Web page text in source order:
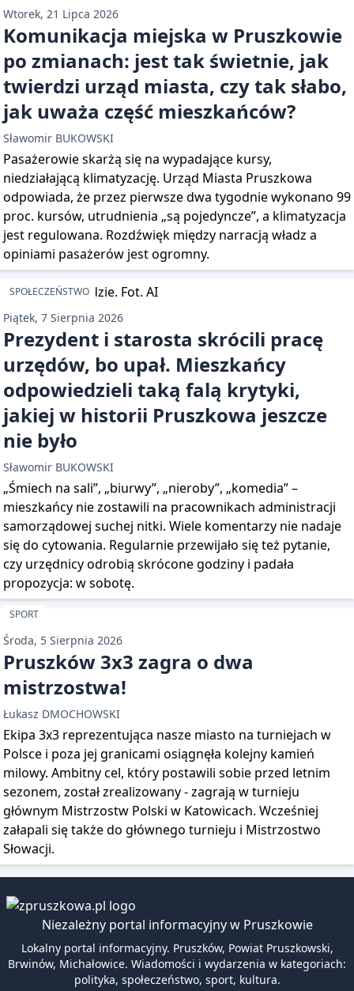
Wtorek, 21 Lipca 2026
Komunikacja miejska w Pruszkowie
po zmianach: jest tak świetnie, jak
twierdzi urząd miasta, czy tak słabo,
jak uważa część mieszkańców?
Sławomir BUKOWSKI
Pasażerowie skarżą się na wypadające kursy,
niedziałającą klimatyzację. Urząd Miasta Pruszkowa
odpowiada, że przez pierwsze dwa tygodnie wykonano 99
proc. kursów, utrudnienia „są pojedyncze”, a klimatyzacja
jest regulowana. Rozdźwięk między narracją władz a
opiniami pasażerów jest ogromny.
SPOŁECZEŃSTWO
Piątek, 7 Sierpnia 2026
Prezydent i starosta skrócili pracę
urzędów, bo upał. Mieszkańcy
odpowiedzieli taką falą krytyki,
jakiej w historii Pruszkowa jeszcze
nie było
Sławomir BUKOWSKI
„Śmiech na sali”, „biurwy”, „nieroby”, „komedia” –
mieszkańcy nie zostawili na pracownikach administracji
samorządowej suchej nitki. Wiele komentarzy nie nadaje
się do cytowania. Regularnie przewijało się też pytanie,
czy urzędnicy odrobią skrócone godziny i padała
propozycja: w sobotę.
SPORT
Środa, 5 Sierpnia 2026
Pruszków 3x3 zagra o dwa
mistrzostwa!
Łukasz DMOCHOWSKI
Ekipa 3x3 reprezentująca nasze miasto na turniejach w
Polsce i poza jej granicami osiągnęła kolejny kamień
milowy. Ambitny cel, który postawili sobie przed letnim
sezonem, został zrealizowany - zagrają w turnieju
głównym Mistrzostw Polski w Katowicach. Wcześniej
załapali się także do głównego turnieju i Mistrzostwo
Słowacji.
Niezależny portal informacyjny w Pruszkowie
Lokalny portal informacyjny. Pruszków, Powiat Pruszkowski,
Brwinów, Michałowice. Wiadomości i wydarzenia w kategoriach:
polityka, społeczeństwo, sport, kultura.